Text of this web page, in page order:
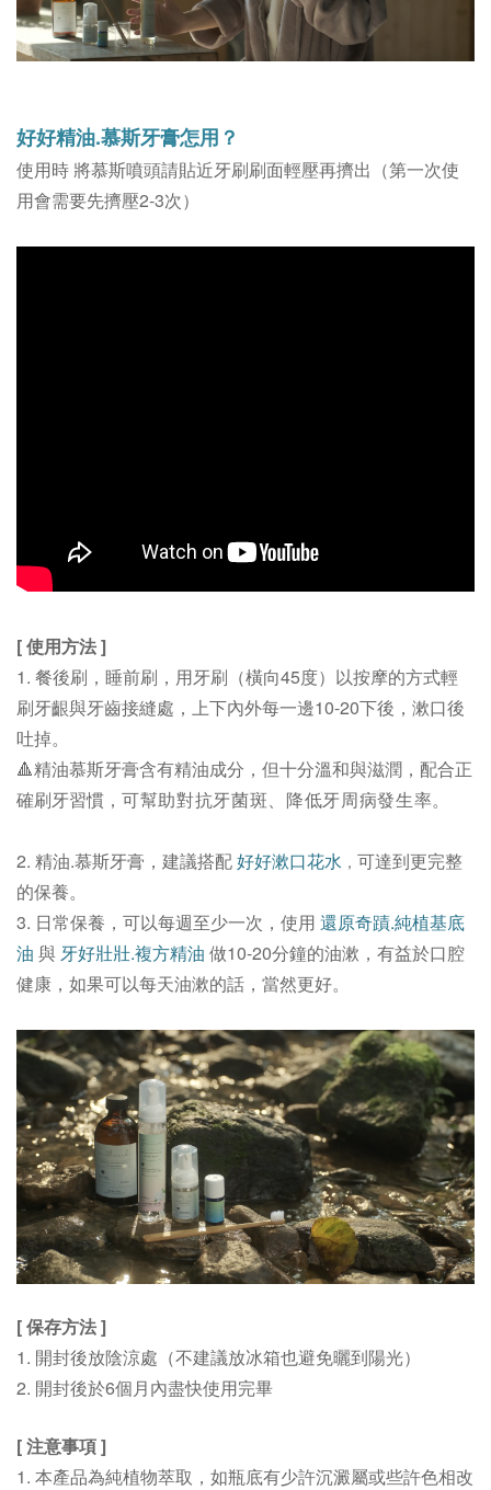
好好精油.慕斯牙膏怎用？
使用時 將慕斯噴頭請貼近牙刷刷面輕壓再擠出（第一次使
用會需要先擠壓2-3次）
[ 使用方法 ]
1. 餐後刷，睡前刷，用牙刷（橫向45度）以按摩的方式輕
刷牙齦與牙齒接縫處， 上下內外每一邊10-20下後，漱口後
吐掉。
🔺精油慕斯牙膏含有精油成分，但十分溫和與滋潤，配合正
確刷牙習慣， 可幫助對抗牙菌斑、 降低牙周病發生率。
2. 精油.慕斯牙膏 ，建議搭配好好漱口花水 ， 可達到更完整
的保養。
3. 日常保養，可以每週至少一次，使用 還原奇蹟.純植基底
油 與 牙好壯壯.複方精油 做10-20分鐘的油漱，有益於口腔
健康，如果可以每天油漱的話，當然更好。
[ 保存方法 ]
1. 開封後放陰涼處（不建議放冰箱也避免曬到陽光）
2. 開封後於6個月內盡快使用完畢
[ 注意事項 ]
1. 本產品為純植物萃取，如瓶底有少許沉澱屬或些許色相改